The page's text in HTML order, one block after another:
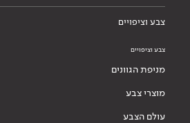
צבע וציפויים
צבע וציפויים
מניפת הגוונים
מוצרי צבע
עולם הצבע